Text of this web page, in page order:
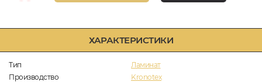
ХАРАКТЕРИСТИКИ
Тип
Ламинат
Производство
Kronotex